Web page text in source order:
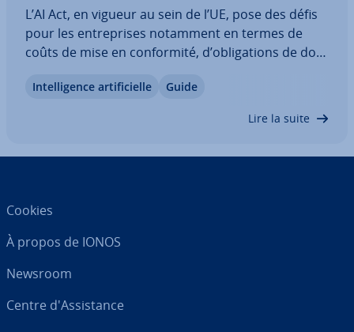
L’AI Act, en vigueur au sein de l’UE, pose des défis
pour les en­tre­prises notamment en termes de
coûts de mise en con­for­mité, d’obli­ga­tions de do­
temps, il établit des con­di­tions pouvant favoriser
In­tel­li­gence ar­ti­fi­cielle Guide
Lire la suite
Cookies
À propos de IONOS
Newsroom
Centre d'As­sis­tance